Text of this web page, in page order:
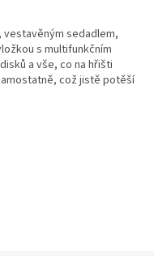
vestavěným sedadlem,
s multifunkčním
a vše, co na hřišti
což jistě potěší